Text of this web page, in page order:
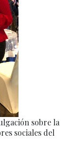
sobre la
sociales del